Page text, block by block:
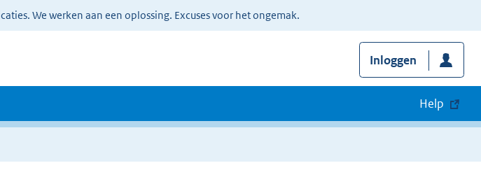
We werken aan een oplossing. Excuses voor het ongemak.
Inloggen
Help